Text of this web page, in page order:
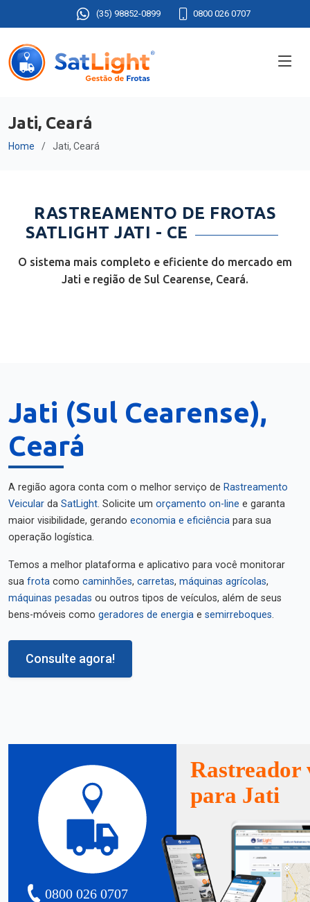
(35) 98852-0899 0800 026 0707
Jati, Ceará
Home Jati, Ceará
RASTREAMENTO DE FROTAS
SATLIGHT JATI - CE
O sistema mais completo e eficiente do mercado em
Jati e região de Sul Cearense, Ceará.
Jati (Sul Cearense),
Ceará
A região agora conta com o melhor serviço de Rastreamento
Veicular da SatLight. Solicite um orçamento on-line e garanta
maior visibilidade, gerando economia e eficiência para sua
operação logística.
Temos a melhor plataforma e aplicativo para você monitorar
sua frota como caminhões, carretas, máquinas agrícolas,
máquinas pesadas ou outros tipos de veículos, além de seus
bens-móveis como geradores de energia e semirreboques.
Consulte agora!
0800 026 0707
Rastreador
para Jati